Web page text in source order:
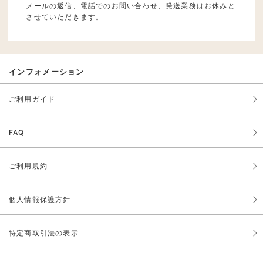
メールの返信、電話でのお問い合わせ、発送業務はお休みと
させていただきます。
インフォメーション
ご利用ガイド
FAQ
ご利用規約
個人情報保護方針
特定商取引法の表示